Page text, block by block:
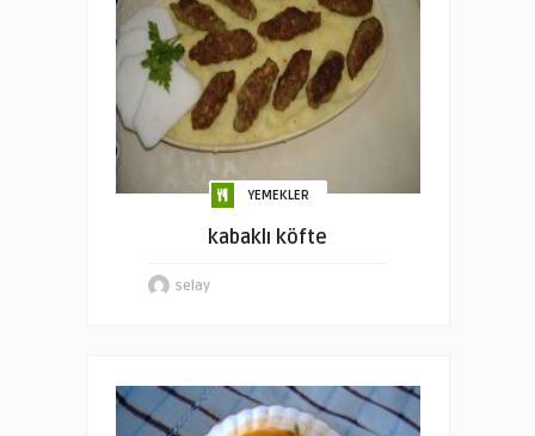
YEMEKLER
kabaklı köfte
selay